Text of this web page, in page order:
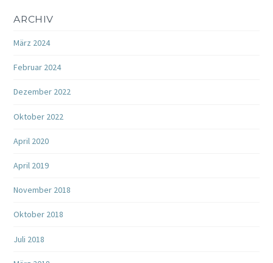
ARCHIV
März 2024
Februar 2024
Dezember 2022
Oktober 2022
April 2020
April 2019
November 2018
Oktober 2018
Juli 2018